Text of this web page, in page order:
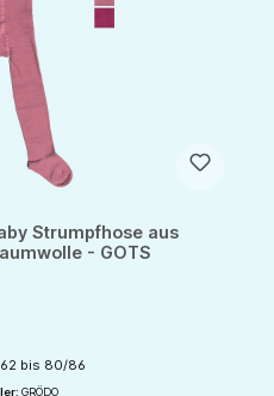
Strumpfhose aus
- GOTS
bis 80/86
GRÖDO